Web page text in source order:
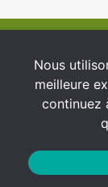
Nous
meilleure
continuez